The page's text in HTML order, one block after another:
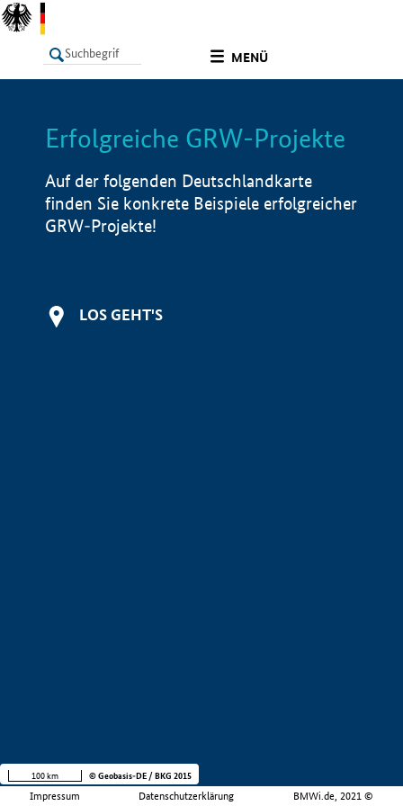
MENÜ
LISTE Info
Erfolgreiche GRW-Projekte
Auf der folgenden Deutschlandkarte
finden Sie konkrete Beispiele erfolgreicher
GRW-Projekte!
LOS GEHT'S
Impressum Datenschutzerklärung BMWi.de, 2021 ©
100 km © Geobasis-DE / BKG 2015